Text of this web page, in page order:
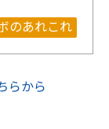
のあれこれ
らから